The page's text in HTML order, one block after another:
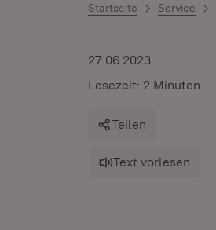
Startseite Service
27.06.2023
Lesezeit: 2 Minuten
Teilen
Text vorlesen